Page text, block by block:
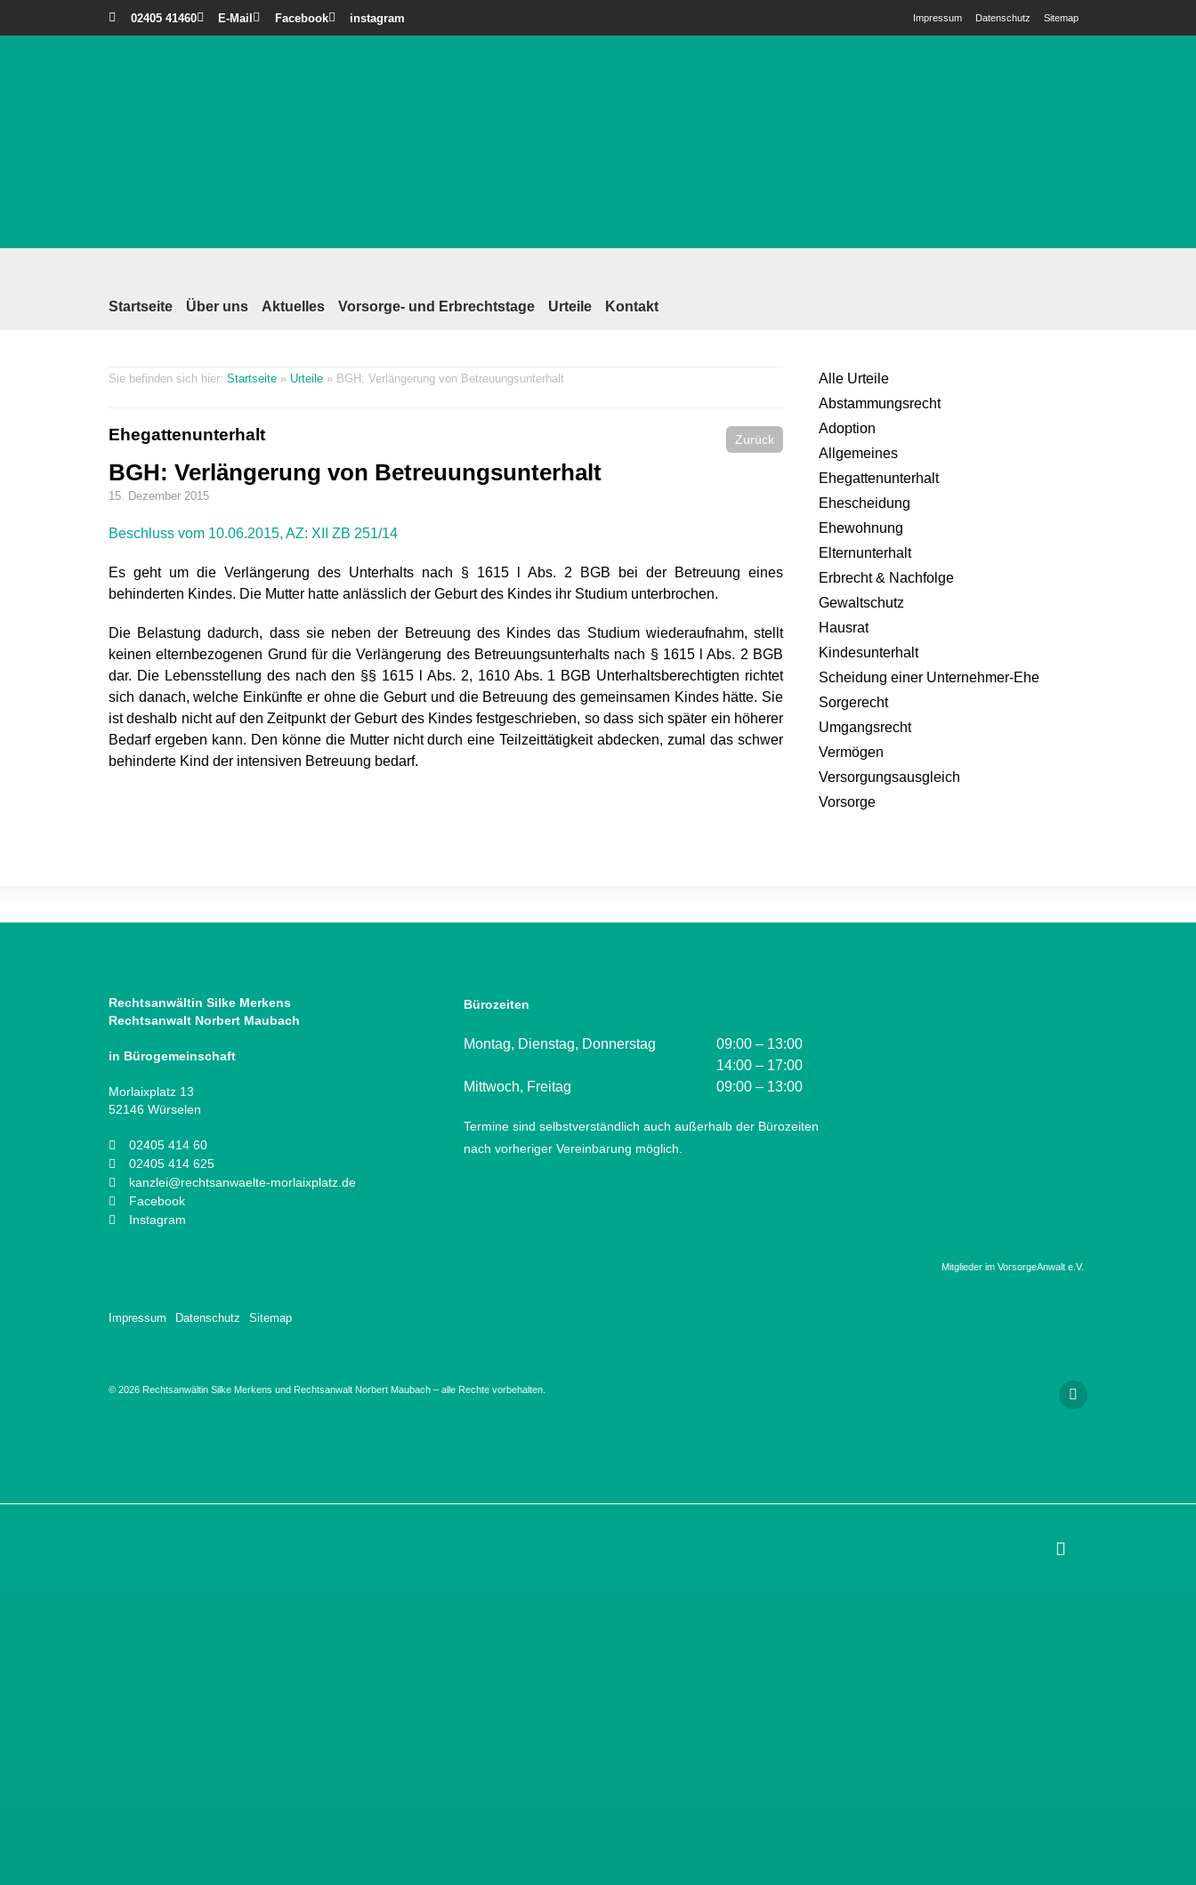
02405 41460 E-Mail Facebook instagram Impressum Datenschutz Sitemap
Startseite Über uns Aktuelles Vorsorge- und Erbrechtstage Urteile Kontakt
Startseite » Urteile » BGH: Verlängerung von Betreuungsunterhalt
Ehegattenunterhalt Zurück
BGH: Verlängerung von Betreuungsunterhalt
15. Dezember 2015
Beschluss vom 10.06.2015, AZ: XII ZB 251/14
Es geht um die Verlängerung des Unterhalts nach § 1615 l Abs. 2 BGB bei der Betreuung eines
behinderten Kindes. Die Mutter hatte anlässlich der Geburt des Kindes ihr Studium unterbrochen.
Die Belastung dadurch, dass sie neben der Betreuung des Kindes das Studium wiederaufnahm, stellt
keinen elternbezogenen Grund für die Verlängerung des Betreuungsunterhalts nach § 1615 l Abs. 2 BGB
dar. Die Lebensstellung des nach den §§ 1615 l Abs. 2, 1610 Abs. 1 BGB Unterhaltsberechtigten richtet
sich danach, welche Einkünfte er ohne die Geburt und die Betreuung des gemeinsamen Kindes hätte. Sie
ist deshalb nicht auf den Zeitpunkt der Geburt des Kindes festgeschrieben, so dass sich später ein höherer
Bedarf ergeben kann. Den könne die Mutter nicht durch eine Teilzeittätigkeit abdecken, zumal das schwer
behinderte Kind der intensiven Betreuung bedarf.
Alle Urteile
Abstammungsrecht
Adoption
Allgemeines
Ehegattenunterhalt
Ehescheidung
Ehewohnung
Elternunterhalt
Erbrecht & Nachfolge
Gewaltschutz
Hausrat
Kindesunterhalt
Scheidung einer Unternehmer-Ehe
Sorgerecht
Umgangsrecht
Vermögen
Versorgungsausgleich
Vorsorge
Rechtsanwältin Silke Merkens
Rechtsanwalt Norbert Maubach
in Bürogemeinschaft
Morlaixplatz 13
52146 Würselen
02405 414 60
02405 414 625
kanzlei@rechtsanwaelte-morlaixplatz.de
Facebook
Instagram
Bürozeiten
Montag, Dienstag, Donnerstag
09:00 – 13:00
14:00 – 17:00
Mittwoch, Freitag
09:00 – 13:00
Termine sind selbstverständlich auch außerhalb der Bürozeiten
nach vorheriger Vereinbarung möglich.
Mitglieder im VorsorgeAnwalt e.V.
Impressum Datenschutz Sitemap
© 2026 Rechtsanwältin Silke Merkens und Rechtsanwalt Norbert Maubach – alle Rechte vorbehalten.